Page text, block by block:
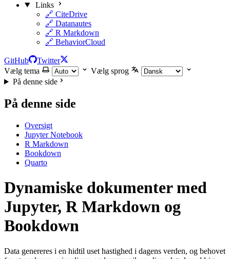
Links
🔗 CiteDrive
🔗 Datanautes
🔗 R Markdown
🔗 BehaviorCloud
GitHub
Twitter
Vælg tema
Vælg sprog
På denne side
På denne side
Oversigt
Jupyter Notebook
R Markdown
Bookdown
Quarto
Dynamiske dokumenter med
Jupyter, R Markdown og
Bookdown
Data genereres i en hidtil uset hastighed i dagens verden, og behovet